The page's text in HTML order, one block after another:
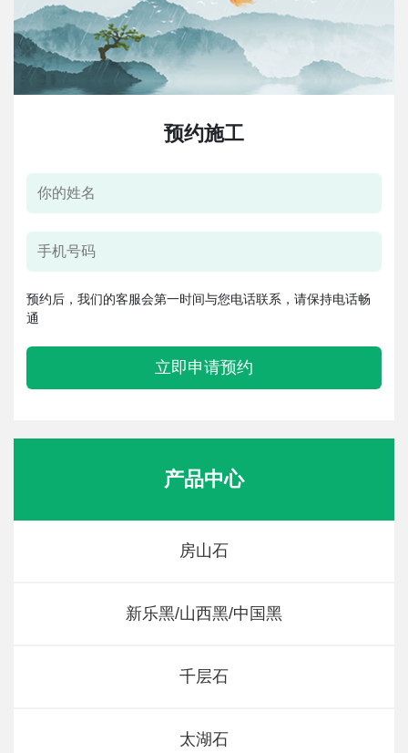
预约施工
预约后，我们的客服会第一时间与您电话联系，请保持电话畅
通
立即申请预约
产品中心
房山石
新乐黑/山西黑/中国黑
千层石
太湖石